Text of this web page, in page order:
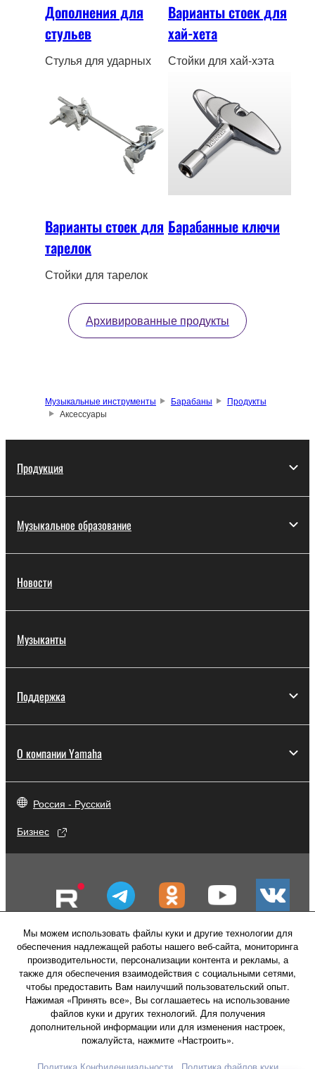
Дополнения для
стульев
Стулья для ударных
Варианты стоек для
хай-хета
Стойки для хай-хэта
Варианты стоек для
тарелок
Стойки для тарелок
Барабанные ключи
Архивированные продукты
Музыкальные инструменты Барабаны
Продукты
Аксессуары
Продукция
Музыкальное образование
Новости
Музыканты
Поддержка
О компании Yamaha
Россия - Русский
Бизнес
Мы можем использовать файлы куки и другие технологии для
обеспечения надлежащей работы нашего веб-сайта, мониторинга
производительности, персонализации контента и рекламы, а
также для обеспечения взаимодействия с социальными сетями,
чтобы предоставить Вам наилучший пользовательский опыт.
Нажимая «Принять все», Вы соглашаетесь на использование
файлов куки и других технологий. Для получения
дополнительной информации или для изменения настроек,
пожалуйста, нажмите «Настроить».
Свяжитесь с намиУсловия использования
Политика конфиденциальности
Политика в отношении файлов куки